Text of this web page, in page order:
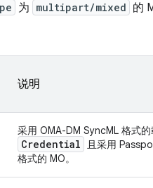
为 multipart/mixed 的
说明
采用 OMA-DM SyncML 格式
Credential 且采用
格式的 MO。